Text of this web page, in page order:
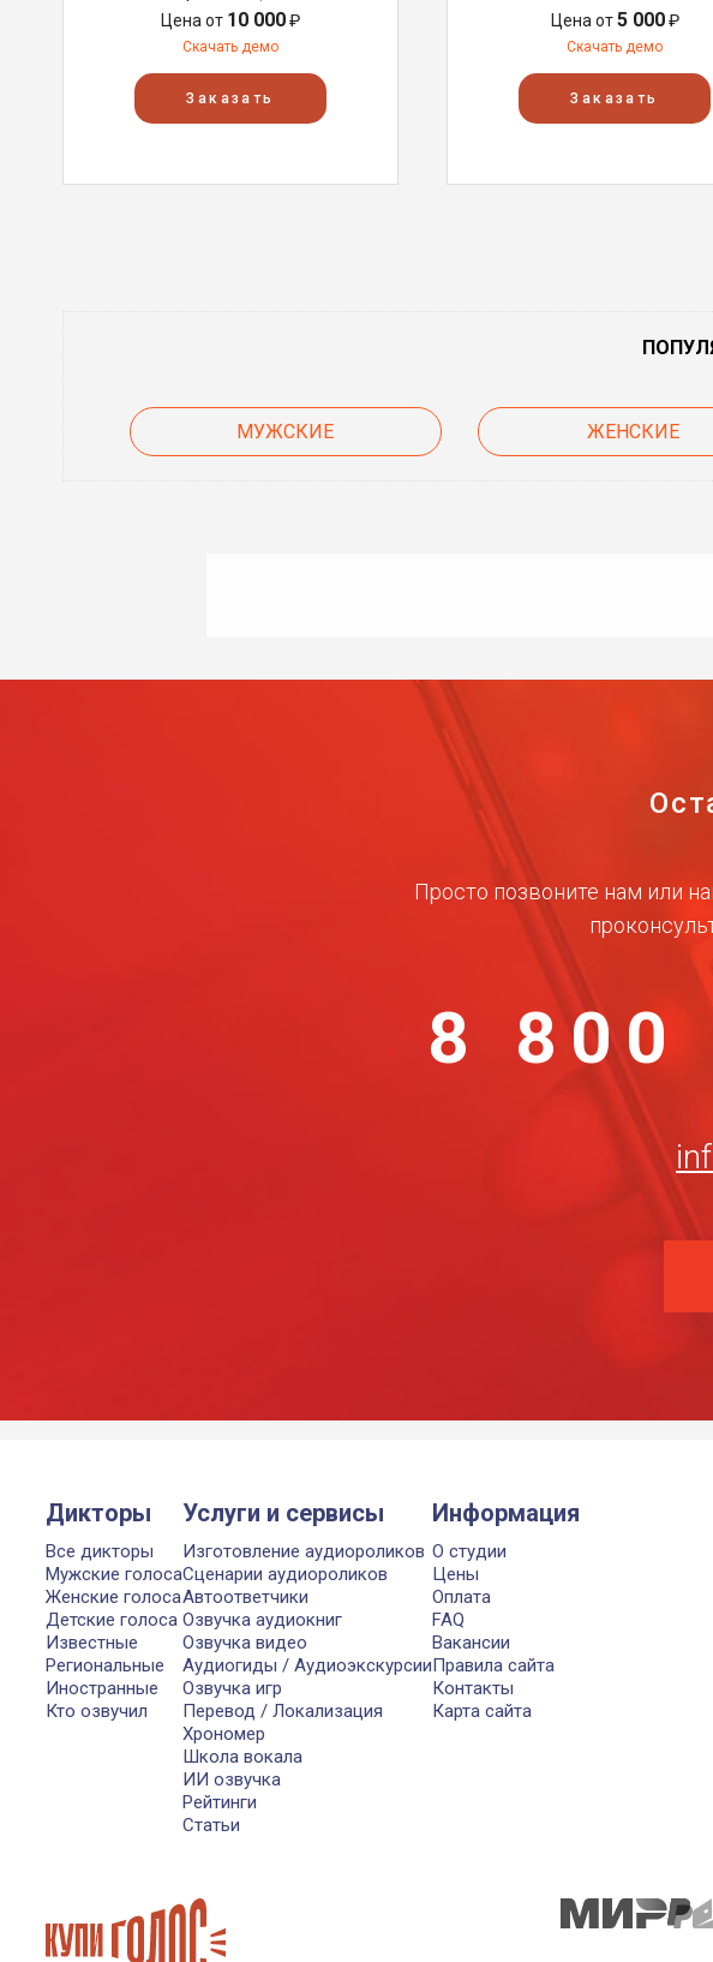
Цена от 10 000₽
Скачать демо
Заказать
Цена от5 000₽
Скачать демо
Заказать
МУЖСКИЕ ЖЕНСКИЕ
Просто позвоните нам или
8 800
Дикторы
Все дикторы
Мужские голоса
Женские голоса
Детские голоса
Известные
Региональные
Иностранные
Кто озвучил
Услуги и сервисы
Изготовление аудиороликов
Сценарии аудиороликов
Автоответчики
Озвучка аудиокниг
Озвучка видео
Аудиогиды / Аудиоэкскурсии
Озвучка игр
Перевод / Локализация
Хрономер
Школа вокала
ИИ озвучка
Рейтинги
Статьи
Информация
О студии
Цены
Оплата
FAQ
Вакансии
Правила сайта
Контакты
Карта сайта